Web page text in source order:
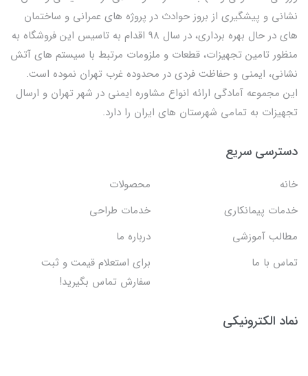
نشانی و پیشگیری از بروز حوادث در پروژه های عمرانی و ساختمان
های در حال بهره برداری، در سال 98 اقدام به تاسیس این فروشگاه به
منظور تامین تجهیزات، قطعات و ملزومات مرتبط با سیستم های آتش
نشانی، ایمنی و حفاظت فردی در محدوده غرب تهران نموده است.
این مجموعه آمادگی ارائه انواع مشاوره ایمنی در شهر تهران و ارسال
تجهیزات به تمامی شهرستان های ایران را دارد.
دسترسی سریع
خانه
محصولات
خدمات پیمانکاری
خدمات طراحی
مطالب آموزشی
درباره ما
تماس با ما
برای استعلام قیمت و ثبت
سفارش تماس بگیرید!
نماد الکترونیکی